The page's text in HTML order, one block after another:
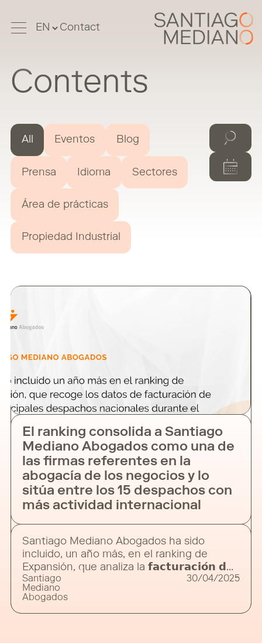
Contact
Contents
All Eventos Blog
Prensa Idioma Sectores
Área de prácticas
Propiedad Industrial
El ranking consolida a Santiago
Mediano Abogados como una de
las firmas referentes en la
abogacía de los negocios y lo
sitúa entre los 15 despachos con
más actividad internacional
Santiago Mediano Abogados ha sido
incluido, un año más, en el ranking de
Expansión, que analiza la 𝗳𝗮𝗰𝘁𝘂𝗿𝗮𝗰𝗶𝗼́𝗻 𝗱𝗲
𝗹𝗼𝘀 𝗽𝗿𝗶𝗻𝗰𝗶𝗽𝗮𝗹𝗲𝘀 𝗱𝗲𝘀𝗽𝗮𝗰𝗵𝗼𝘀 𝗻𝗮𝗰𝗶𝗼𝗻𝗮𝗹𝗲𝘀
𝗱𝘂𝗿𝗮𝗻𝘁𝗲 𝗲𝗹 𝗲𝗷𝗲𝗿𝗰𝗶𝗰𝗶𝗼 𝟮𝟬𝟮𝟰. Este ranking
Santiago
Mediano
Abogados
30/04/2025